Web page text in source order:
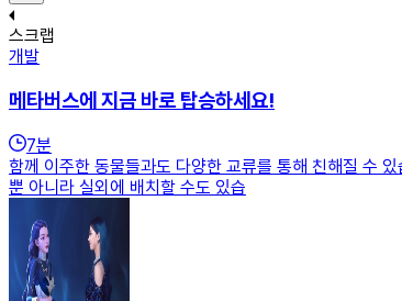
스크랩
개발
메타버스에 지금 바로 탑승하세요!
7분
함께 이주한 동물들과도 다양한 교류를 통해 친해질 수
뿐 아니라 실외에 배치할 수도 있습